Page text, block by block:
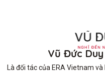
Vũ Đức
Là đối tác của ERA Vietnam